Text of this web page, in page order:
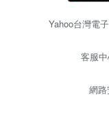
Yahoo台灣電
客服
網路